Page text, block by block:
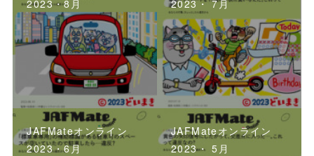
2023・8月
2023・ 7月
JAFMateオンライン
2023・6月
JAFMateオンライン
2023・ 5月